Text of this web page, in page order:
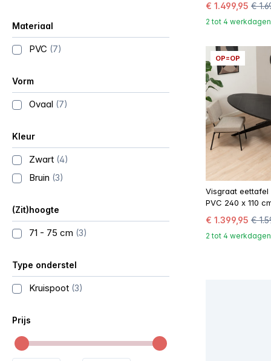
Materiaal
PVC (7)
Vorm
Ovaal (7)
Kleur
Zwart (4)
Bruin (3)
(Zit)hoogte
71 - 75 cm (3)
Type onderstel
Kruispoot (3)
Prijs
€ 1.499,95 €
2 tot 4 werkdagen
OP=OP
Visgraat
PVC 240 x 110
€ 1.399,95 €
2 tot 4 werkdagen